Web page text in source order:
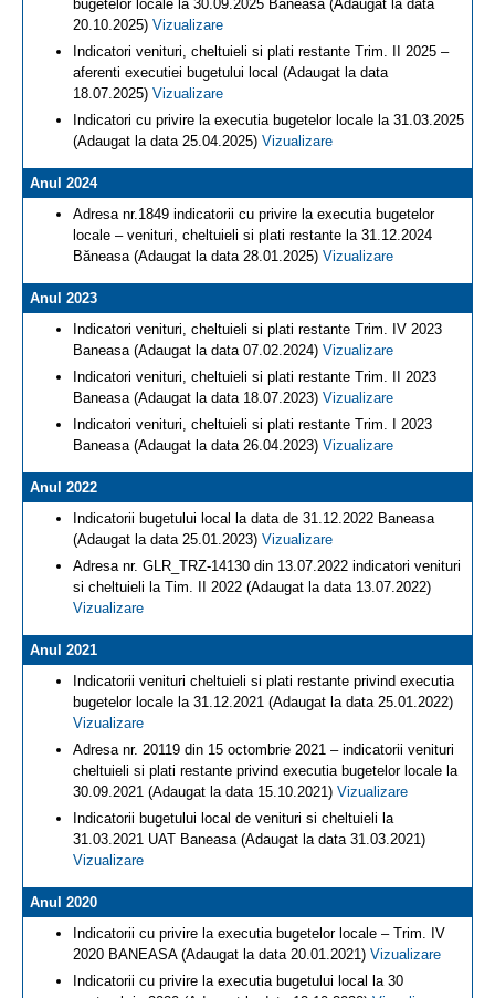
bugetelor locale la 30.09.2025 Băneasa (Adaugat la data
20.10.2025) Vizualizare
Indicatori venituri, cheltuieli si plati restante Trim. II 2025 –
aferenti executiei bugetului local (Adaugat la data
18.07.2025) Vizualizare
Indicatori cu privire la executia bugetelor locale la 31.03.2025
(Adaugat la data 25.04.2025) Vizualizare
Anul 2024
Adresa nr.1849 indicatorii cu privire la executia bugetelor
locale – venituri, cheltuieli si plati restante la 31.12.2024
Băneasa (Adaugat la data 28.01.2025) Vizualizare
Anul 2023
Indicatori venituri, cheltuieli si plati restante Trim. IV 2023
Baneasa (Adaugat la data 07.02.2024) Vizualizare
Indicatori venituri, cheltuieli si plati restante Trim. II 2023
Baneasa (Adaugat la data 18.07.2023) Vizualizare
Indicatori venituri, cheltuieli si plati restante Trim. I 2023
Baneasa (Adaugat la data 26.04.2023) Vizualizare
Anul 2022
Indicatorii bugetului local la data de 31.12.2022 Baneasa
(Adaugat la data 25.01.2023) Vizualizare
Adresa nr. GLR_TRZ-14130 din 13.07.2022 indicatori venituri
si cheltuieli la Tim. II 2022 (Adaugat la data 13.07.2022)
Vizualizare
Anul 2021
Indicatorii venituri cheltuieli si plati restante privind executia
bugetelor locale la 31.12.2021 (Adaugat la data 25.01.2022)
Vizualizare
Adresa nr. 20119 din 15 octombrie 2021 – indicatorii venituri
cheltuieli si plati restante privind executia bugetelor locale la
30.09.2021 (Adaugat la data 15.10.2021) Vizualizare
Indicatorii bugetului local de venituri si cheltuieli la
31.03.2021 UAT Baneasa (Adaugat la data 31.03.2021)
Vizualizare
Anul 2020
Indicatorii cu privire la executia bugetelor locale – Trim. IV
2020 BANEASA (Adaugat la data 20.01.2021) Vizualizare
Indicatorii cu privire la executia bugetului local la 30